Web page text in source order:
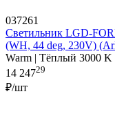
037261
Светильник LGD-
(WH, 44 deg, 230V)
Warm | Тёплый 3000 K
14 24729
₽/шт